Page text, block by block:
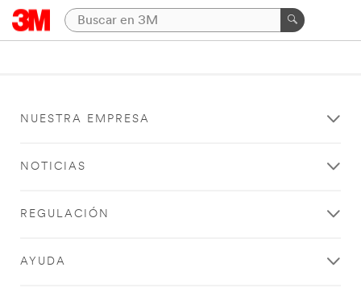
NUESTRA EMPRESA
NOTICIAS
REGULACIÓN
AYUDA